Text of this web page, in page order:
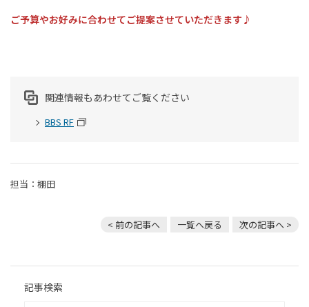
ご予算やお好みに合わせてご提案させていただきます♪
関連情報もあわせてご覧ください
BBS RF
担当：棚田
< 前の記事へ 一覧へ戻る 次の記事へ >
記事検索